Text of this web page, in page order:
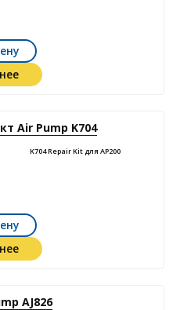
Air Pump K704
K704 Repair Kit для AP200
AJ826